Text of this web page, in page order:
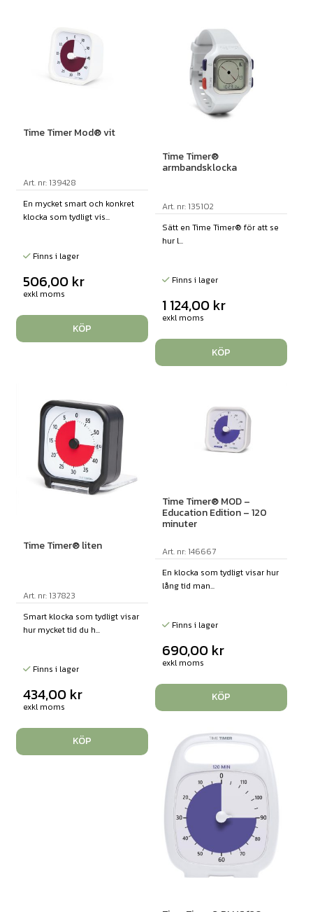
Time Timer Mod® vit
Art. nr: 139428
En mycket smart och konkret
klocka som tydligt vis...
Finns i lager
506,00 kr
exkl moms
KÖP
Time Timer®
armbandsklocka
Art. nr: 135102
Sätt en Time Timer® för att se
hur l...
Finns i lager
1 124,00 kr
exkl moms
KÖP
Time Timer® liten
Art. nr: 137823
Smart klocka som tydligt visar
hur mycket tid du h...
Finns i lager
434,00 kr
exkl moms
KÖP
Time Timer® MOD –
Education Edition – 120
minuter
Art. nr: 146667
En klocka som tydligt visar hur
lång tid man...
Finns i lager
690,00 kr
exkl moms
KÖP